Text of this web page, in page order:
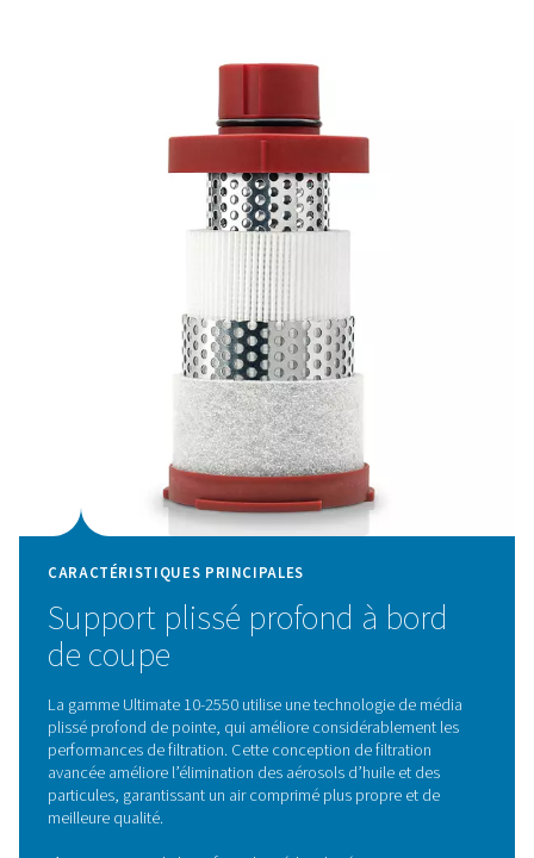
capacités d'élimination de la poussière et de l'eau,
conçues pour des performances efficaces et un
Mettant l'accent sur la fiabilité et la commodité à long
gamme Ultimate trouve le parfait équilibre entre
simplicité, établissant une nouvelle norme en matière
filtration de l'air.
Des performances
grâce à une filtration
La qualité de l'air est essentielle pour garantir la
l'efficacité et la longévité des circuits d'air
peuvent compromettre les performances de
augmenter la consommation d'énergie et
interruptions coûteuses. La gamme Pneumatech
2550 relève ces défis grâce à une technologie de
pointe, qui fournit de l'air comprimé conforme aux
pureté les plus élevées, conformément à la norme
1:2010. En éliminant efficacement les impuretés,
protège votre équipement, améliore le rendement
et garantit la qualité constante de vos produits